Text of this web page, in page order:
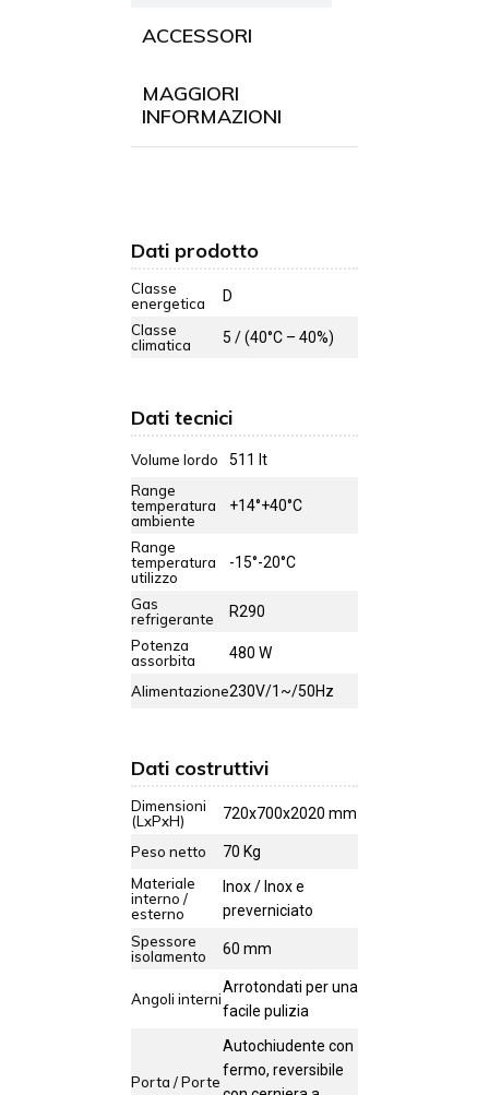
ACCESSORI
MAGGIORI
INFORMAZIONI
Dati prodotto
Classe
energetica
D
Classe
climatica
5 / (40°C – 40%)
Dati tecnici
Volume lordo
511 lt
Range
temperatura
ambiente
+14°+40°C
Range
temperatura
utilizzo
-15°-20°C
Gas
refrigerante
R290
Potenza
assorbita
480 W
Alimentazione230V/1~/50Hz
Dati costruttivi
Dimensioni
(LxPxH)
720x700x2020 mm
Peso netto
70 Kg
Materiale
interno /
esterno
Inox / Inox e
preverniciato
Spessore
isolamento
60 mm
Angoli interni
Arrotondati per una
facile pulizia
Porta / Porte
Autochiudente con
fermo, reversibile